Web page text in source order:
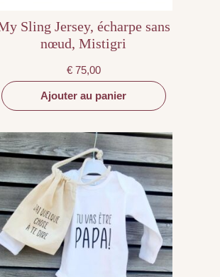
Sling Jersey, écharpe sans
nœud, Mistigri
€75,00
Ajouter au panier